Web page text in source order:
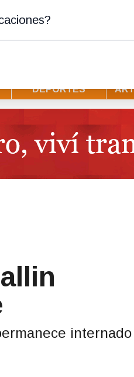
DEPORTES
internado